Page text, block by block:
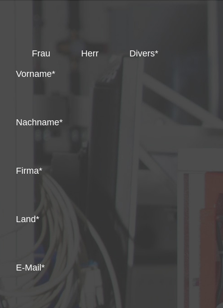
Frau Herr Divers
Vorname
Nachname
Firma
Land
E-Mail